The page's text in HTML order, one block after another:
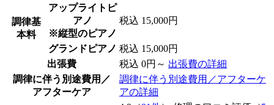
調律基
本料
アップライトピ
アノ
※縦型のピアノ
税込 15,000円
グランドピアノ 税込 15,000円
出張費
税込 0円～ 出張費の詳細
調律に伴う別途費用／
アフターケア
調律に伴う別途費用／アフターケ
アの詳細